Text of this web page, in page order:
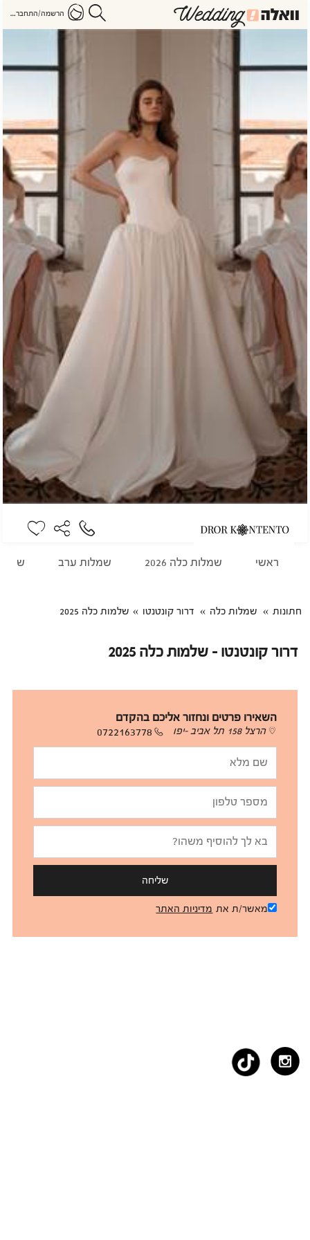
הרשמה/התחברות
ראשי שמלות כלה 2026 שמלות ערב
חתונות שמלות כלה דרור קונטנטו שלמות כלה 2025
דרור קונטנטו - שלמות כלה 2025
השאירו פרטים ונחזור אליכם בהקדם
הרצל 158 תל אביב -יפו 0722163778
שליחה
מאשר/ת את מדיניות האתר